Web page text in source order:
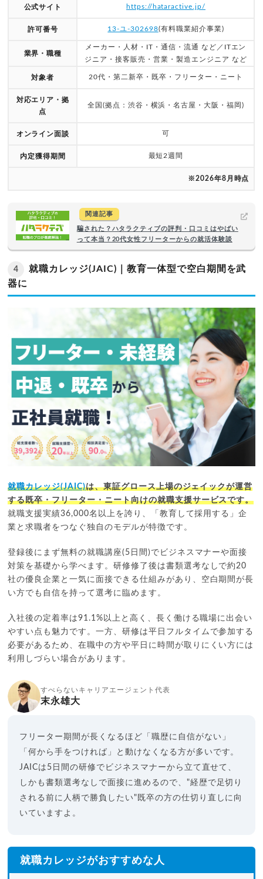
公式サイト https://hataractive.jp/
許可番号 13-ユ-302698(有料職業紹介事業)
業界・職種
メーカー・人材・IT・通信・流通 など／ITエン
ジニア・接客販売・営業・製造エンジニア など
対象者 20代・第二新卒・既卒・フリーター・ニート
対応エリア・拠
点
全国(拠点：渋谷・横浜・名古屋・大阪・福岡)
オンライン面談 可
内定獲得期間 最短2週間
※2026年8月時点
関連記事
騙された？ハタラクティブの評判・口コミはやばい
って本当？20代女性フリーターからの就活体験談
4
就職カレッジ(JAIC)｜教育一体型で空白期間を武
器に
就職カレッジ(JAIC)は、東証グロース上場のジェイックが運営
する既卒・フリーター・ニート向けの就職支援サービスです。
就職支援実績36,000名以上を誇り、「教育して採用する」企
業と求職者をつなぐ独自のモデルが特徴です。
登録後にまず無料の就職講座(5日間)でビジネスマナーや面接
対策を基礎から学べます。研修修了後は書類選考なしで約20
社の優良企業と一気に面接できる仕組みがあり、空白期間が長
い方でも自信を持って選考に臨めます。
入社後の定着率は91.1%以上と高く、長く働ける職場に出会い
やすい点も魅力です。一方、研修は平日フルタイムで参加する
必要があるため、在職中の方や平日に時間が取りにくい方には
利用しづらい場合があります。
すべらないキャリアエージェント代表
末永雄大
フリーター期間が長くなるほど「職歴に自信がない」
「何から手をつければ」と動けなくなる方が多いです。
JAICは5日間の研修でビジネスマナーから立て直せて、
しかも書類選考なしで面接に進めるので、"経歴で足切り
される前に人柄で勝負したい"既卒の方の仕切り直しに向
いていますよ。
就職カレッジがおすすめな人